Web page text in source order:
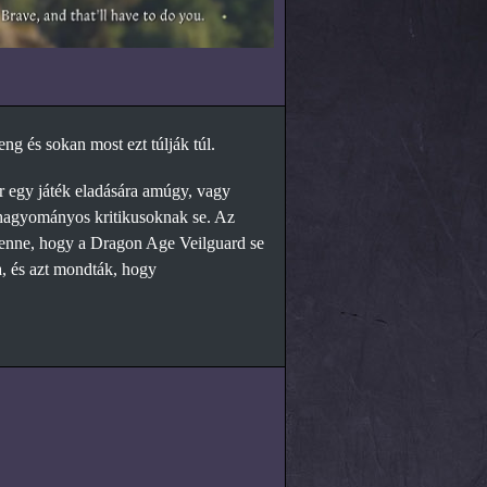
és sokan most ezt túlják túl.
játék eladására amúgy, vagy
kritikusoknak se. Az
hogy a Dragon Age Veilguard se
és azt mondták, hogy